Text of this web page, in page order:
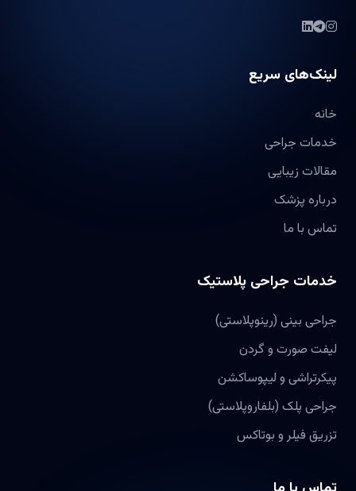
لینک‌های سریع
خانه
خدمات جراحی
مقالات زیبایی
درباره پزشک
تماس با ما
خدمات جراحی پلاستیک
جراحی بینی (رینوپلاستی)
لیفت صورت و گردن
پیکرتراشی و لیپوساکشن
جراحی پلک (بلفاروپلاستی)
تزریق فیلر و بوتاکس